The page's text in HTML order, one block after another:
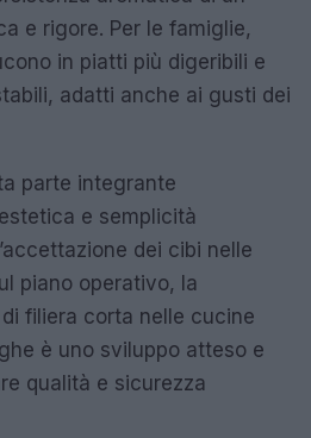
e rigore. Per le famiglie,
in piatti più digeribili e
adatti anche ai gusti dei
parte integrante
e semplicità
dei cibi nelle
piano operativo, la
filiera corta nelle cucine
è uno sviluppo atteso e
qualità e sicurezza